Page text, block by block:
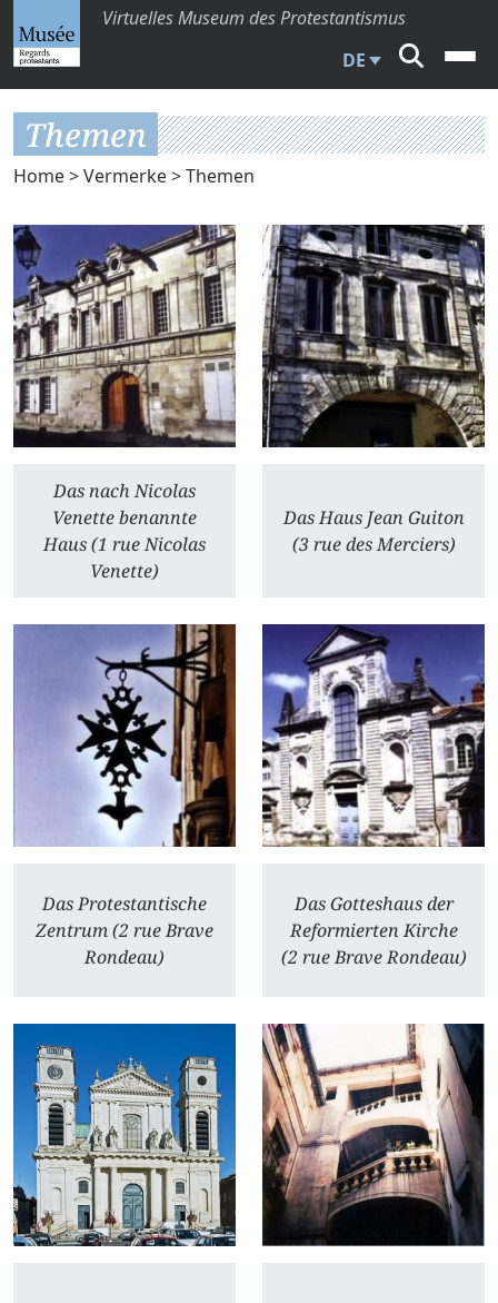
Virtuelles Museum des Protestantismus
DE
Themen
Home>Vermerke> Themen
Das nach Nicolas
Venette benannte
Haus (1 rue Nicolas
Venette)
Das Haus Jean Guiton
(3 rue des Merciers)
Das Protestantische
Zentrum (2 rue Brave
Rondeau)
Das Gotteshaus der
Reformierten Kirche
(2 rue Brave Rondeau)